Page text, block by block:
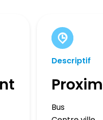
Descriptif
Bus